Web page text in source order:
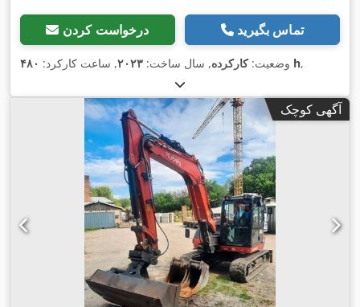
درخواست کردن تماس بگیرید
وضعیت:کارکرده, سال ساخت: ۲۰۲۳, ساعت کارکرد: ۴۸۰ h,
آگهی کوچک